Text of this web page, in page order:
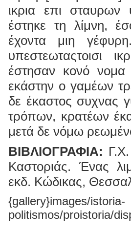
ικρια επι
έστηκε τη λίμνη,
έχοντα μιη
υπεστεωταςτοισι
έστησαν κονό νομα
εκάστην ο γαμέων
δε έκαστος συχνας
τρόπων, κρατέων
μετά δε νόμω
ΒΙΒΛΙΟΓΡΑΦΙΑ:
Καστοριάς. Ένας
εκδ. Κώδικας,
{gallery}images/istoria-
politismos/proistoria/